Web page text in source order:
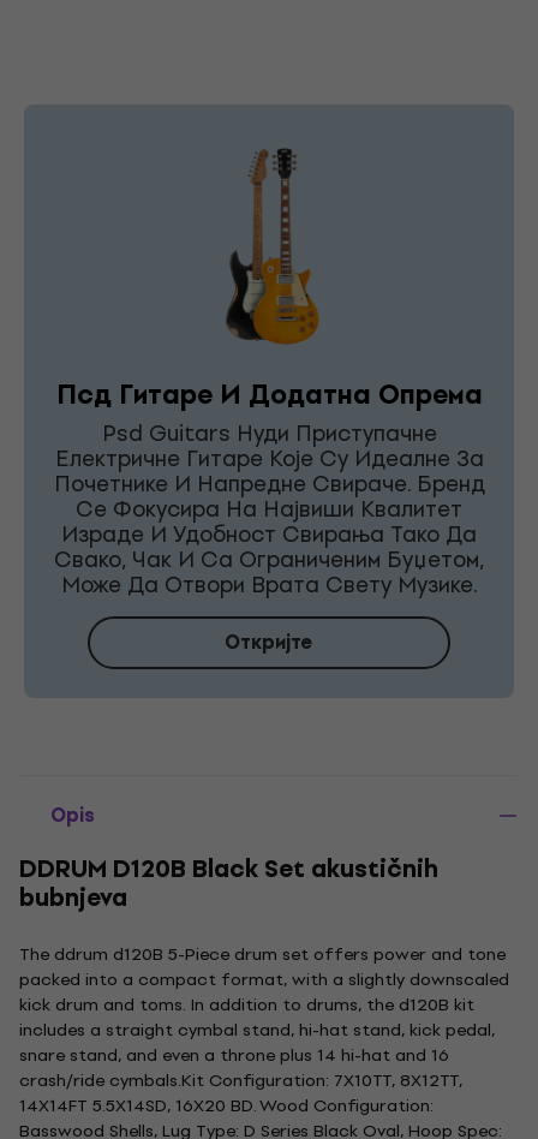
Псд Гитаре И Додатна Опрема
Psd Guitars Нуди Приступачне
Електричне Гитаре Које Су Идеалне За
Почетнике И Напредне Свираче. Бренд
Се Фокусира На Највиши Квалитет
Израде И Удобност Свирања Тако Да
Свако, Чак И Са Ограниченим Буџетом,
Може Да Отвори Врата Свету Музике.
Откријте
Opis
DDRUM D120B Black Set akustičnih
bubnjeva
The ddrum d120B 5-Piece drum set offers power and tone
packed into a compact format, with a slightly downscaled
kick drum and toms. In addition to drums, the d120B kit
includes a straight cymbal stand, hi-hat stand, kick pedal,
snare stand, and even a throne plus 14 hi-hat and 16
crash/ride cymbals.Kit Configuration: 7X10TT, 8X12TT,
14X14FT 5.5X14SD, 16X20 BD. Wood Configuration:
Basswood Shells, Lug Type: D Series Black Oval, Hoop Spec: